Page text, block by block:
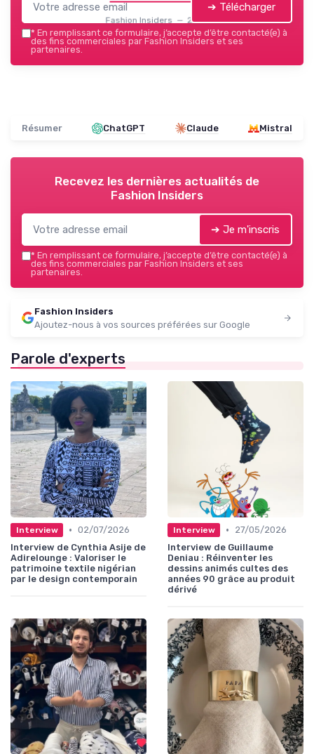
Fashion Insiders — 2026
➔ Télécharger
* En remplissant ce formulaire, j’accepte d’être contacté(e) à
des fins commerciales par Fashion Insiders et ses
partenaires.
Résumer ChatGPT Claude Mistral
Recevez les dernières actualités de
Fashion Insiders
➔ Je m'inscris
* En remplissant ce formulaire, j’accepte d’être contacté(e) à
des fins commerciales par Fashion Insiders et ses
partenaires.
Fashion Insiders
Ajoutez-nous à vos sources préférées sur Google
Parole d'experts
Interview • 02/07/2026
Interview de Cynthia Asije de
Adirelounge : Valoriser le
patrimoine textile nigérian
par le design contemporain
Interview •
27/05/2026
Interview de Guillaume
Deniau : Réinventer les
dessins animés cultes des
années 90 grâce au produit
dérivé